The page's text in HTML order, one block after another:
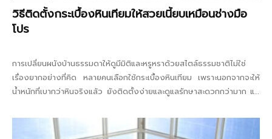
วิธีติดตั้งกระเบื้องหินเทียมให้สวยเนี้ยบเหมือนช่างมือ
โปร
การเปลี่ยนผนังบ้านธรรมดาให้ดูมีมิติและหรูหราด้วยสไตล์ธรรมชาติไม่ใช่
เรื่องยากอย่างที่คิด หลายคนเลือกใช้กระเบื้องหินเทียม เพราะนอกจากจะให้
น้ำหนักที่เบากว่าหินจริงแล้ว ยังติดตั้งง่ายและดูแลรักษาสะดวกกว่ามาก แต่